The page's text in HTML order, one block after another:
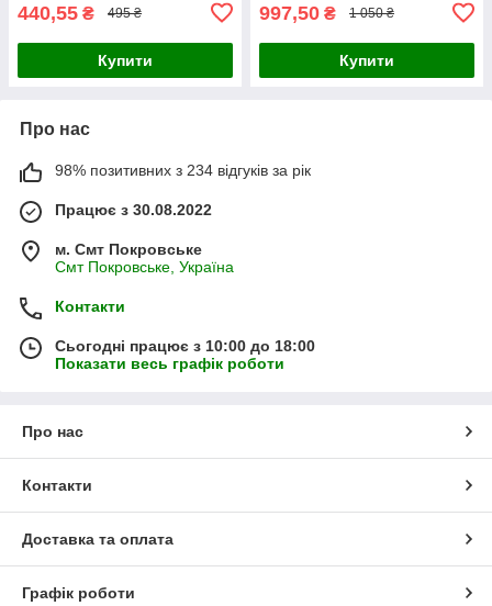
440,55 ₴ 495 ₴
Купити
997,50 ₴ 1 050 ₴
Купити
Про нас
98% позитивних з 234 відгуків за рік
Працює з 30.08.2022
м. Смт Покровське
Смт Покровське, Україна
Контакти
Сьогодні працює з 10:00 до 18:00
Показати весь графік роботи
Про нас
Контакти
Доставка та оплата
Графік роботи